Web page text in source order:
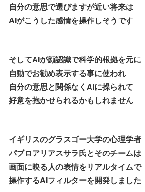
自分の意思で選びますが近い将来は
AIがこうした感情を操作しそうです
そしてAIが顔認識で科学的根拠を元に
自動でお勧め表示する事に使われ
自分の意思と関係なくAIに操られて
好意を抱かせられるかもしれません
イギリスのグラスゴー大学の心理学者
パブロアリアスサラ氏とそのチームは
画面に映る人の表情をリアルタイムで
操作するAIフィルターを開発しました